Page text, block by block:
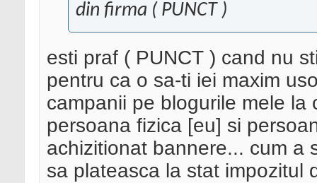
din firma ( PUNCT )
esti praf ( PUNCT ) cand nu
pentru ca o sa-ti iei maxim
campanii pe blogurile mele
persoana fizica [eu] si
achizitionat bannere... cum a
sa plateasca la stat impozitul